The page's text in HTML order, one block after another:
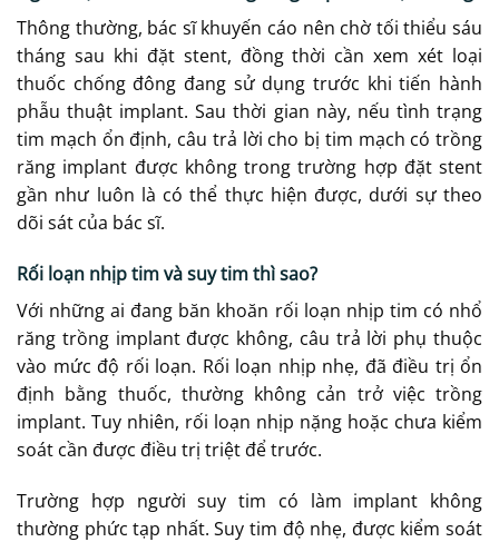
Thông thường, bác sĩ khuyến cáo nên chờ tối thiểu sáu
tháng sau khi đặt stent, đồng thời cần xem xét loại
thuốc chống đông đang sử dụng trước khi tiến hành
phẫu thuật implant. Sau thời gian này, nếu tình trạng
tim mạch ổn định, câu trả lời cho bị tim mạch có trồng
răng implant được không trong trường hợp đặt stent
gần như luôn là có thể thực hiện được, dưới sự theo
dõi sát của bác sĩ.
Rối loạn nhịp tim và suy tim thì sao?
Với những ai đang băn khoăn rối loạn nhịp tim có nhổ
răng trồng implant được không, câu trả lời phụ thuộc
vào mức độ rối loạn. Rối loạn nhịp nhẹ, đã điều trị ổn
định bằng thuốc, thường không cản trở việc trồng
implant. Tuy nhiên, rối loạn nhịp nặng hoặc chưa kiểm
soát cần được điều trị triệt để trước.
Trường hợp người suy tim có làm implant không
thường phức tạp nhất. Suy tim độ nhẹ, được kiểm soát